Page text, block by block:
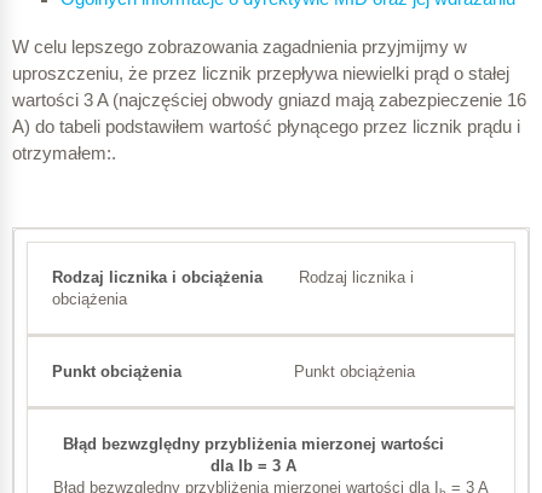
Klasa dokładności wg MID
B
Liczniki jednofazowe
0,1 Ib
W celu lepszego zobrazowania zagadnienia przyjmijmy w
uproszczeniu, że przez licznik przepływa niewielki prąd o stałej
wartości 3 A (najczęściej obwody gniazd mają zabezpieczenie 16
A) do tabeli podstawiłem wartość płynącego przez licznik prądu i
otrzymałem:.
Rodzaj licznika i
obciążenia
Punkt obciążenia
Błąd bezwzględny przybliżenia mierzonej wartości dla I = 3 A